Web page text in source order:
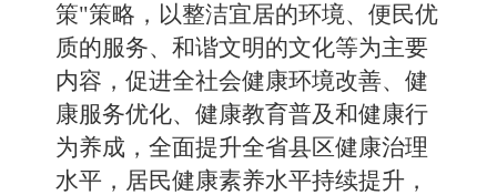
策"策略，以整洁宜居的环境、便民优
质的服务、和谐文明的文化等为主要
内容，促进全社会健康环境改善、健
康服务优化、健康教育普及和健康行
为养成，全面提升全省县区健康治理
水平，居民健康素养水平持续提升 ，